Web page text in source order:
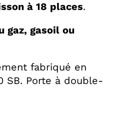
à 18 places.
gaz, gasoil ou
fabriqué en
SB. Porte à double-